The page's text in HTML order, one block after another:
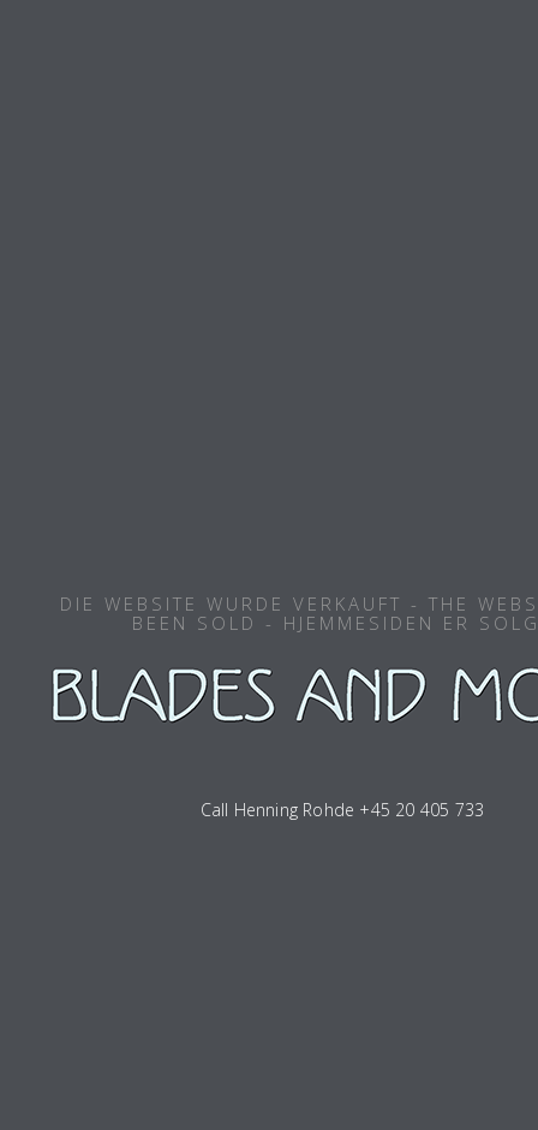
DIE WEBSITE WURDE VERKAUFT - THE
BEEN SOLD - HJEMMESIDEN ER
Call Henning Rohde +45 20 405 733